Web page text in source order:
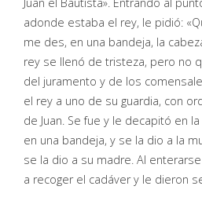
adonde estaba el rey, le pidió:
me des, en una bandeja, la
rey se llenó de tristeza, pero no
del juramento y de los
el rey a uno de su guardia, con
de Juan. Se fue y le decapitó en
en una bandeja, y se la dio a la
se la dio a su madre. Al
a recoger el cadáver y le dieron